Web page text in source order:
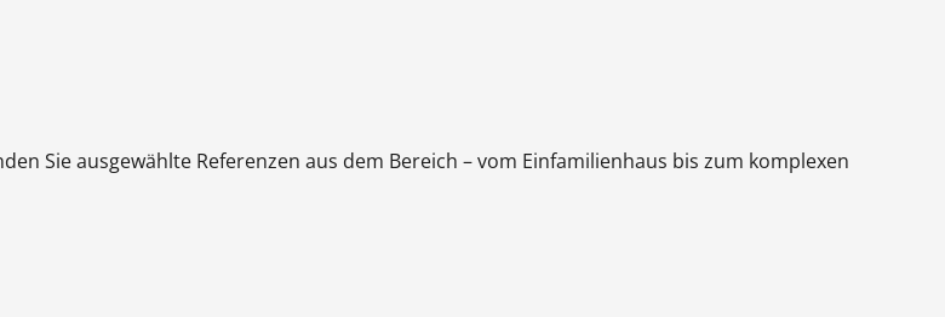
Sie ausgewählte Referenzen aus dem Bereich – vom Einfamilienhaus bis zum komplexen